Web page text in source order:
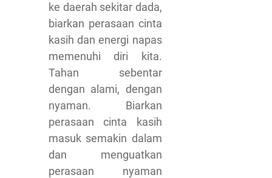
ke daerah sekitar dada,
biarkan perasaan cinta
kasih dan energi napas
memenuhi diri kita.
Tahan sebentar
dengan alami, dengan
nyaman. Biarkan
perasaan cinta kasih
masuk semakin dalam
dan menguatkan
perasaan nyaman